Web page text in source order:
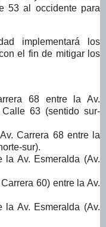
53 al occidente para
implementará los
el fin de mitigar los
68 entre la Av.
63 (sentido sur-
Carrera 68 entre la
sur).
Av. Esmeralda (Av.
60) entre la Av.
Av. Esmeralda (Av.